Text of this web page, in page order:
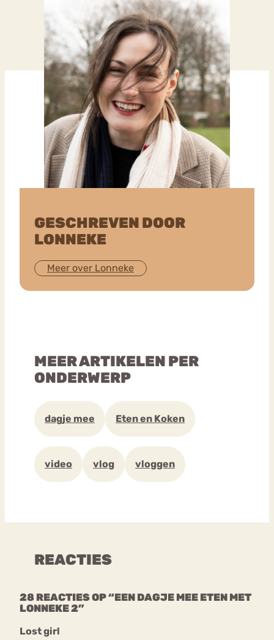
GESCHREVEN DOOR
LONNEKE
Meer over Lonneke
MEER ARTIKELEN PER
ONDERWERP
dagje mee Eten en Koken
video vlog vloggen
REACTIES
28 REACTIES OP “EEN DAGJE MEE ETEN MET
LONNEKE 2”
Lost girl